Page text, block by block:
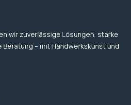
wir zuverlässige Lösungen, starke
Beratung – mit Handwerkskunst und